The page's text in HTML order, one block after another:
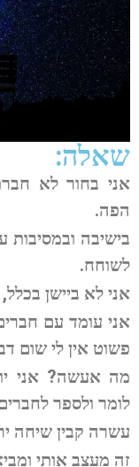
שאלה:
אני בחור לא
הפה.
בישיבה
לשוחח.
אני לא ביישן
אני עומד עם
פשוט אין לי שום
מה אעשה? אני
לומר ולספר
עשרה קבין שיחה
זה מעצב אותי